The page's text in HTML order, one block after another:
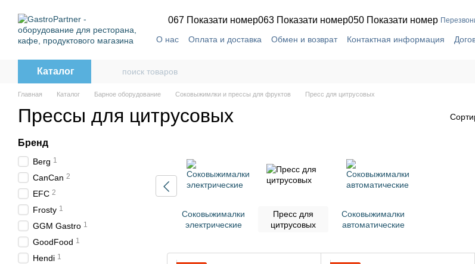
067 Показати номер063 Показати номер050 Показати номер
О нас Оплата и доставка Обмен и возврат Контактная информация
Каталог
Главная Каталог Барное оборудование Соковыжимлки и прессы для фруктов Пресс для цитрусовых
Прессы для цитрусовых
Соковыжималки
электрические
Пресс для
цитрусовых
Соковыжималки
автоматические
Бренд
Berg 1
CanCan 2
EFC 2
Frosty 1
GGM Gastro 1
GoodFood 1
Hendi 1